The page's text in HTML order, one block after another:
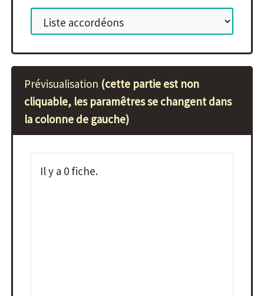
Prévisualisation (cette partie est non
cliquable, les paramêtres se changent dans
la colonne de gauche)